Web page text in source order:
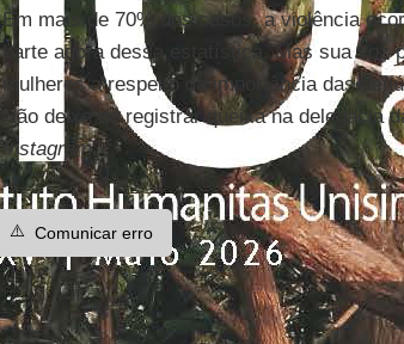
Em mais de 70% dos casos, a violência
parte agora dessa estatística. Mas sua voz
mulheres a respeito da importância das
Não deixe de registrar queixa na delegacia
Instagram.
⚠️ Comunicar erro